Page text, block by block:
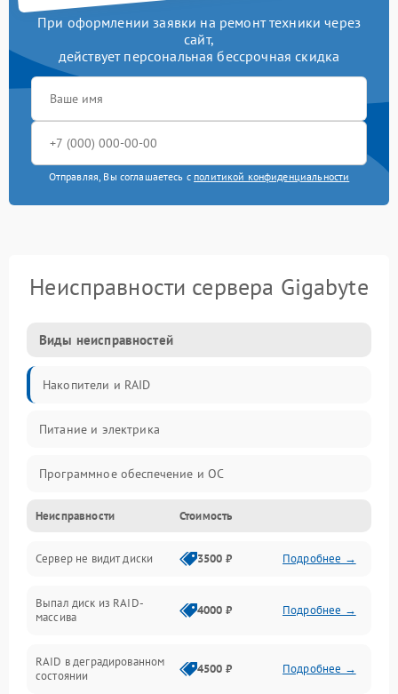
При оформлении заявки на ремонт техники через
сайт,
действует персональная бессрочная скидка
Отправляя, Вы соглашаетесь с политикой конфиденциальности
Неисправности сервера Gigabyte
Виды неисправностей
Накопители и RAID
Питание и электрика
Программное обеспечение и ОС
Охлаждение и температура
Материнская плата и процессор
Сеть и коммуникации
Неисправности Стоимость
Сервер не видит диски 3500 ₽ Подробнее →
Выпал диск из RAID-
массива
4000 ₽ Подробнее →
RAID в деградированном
состоянии
4500 ₽ Подробнее →